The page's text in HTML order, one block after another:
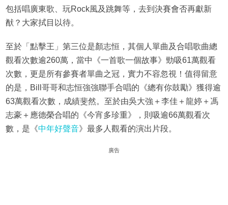
包括唱廣東歌、玩Rock風及跳舞等，去到決賽會否再獻新
猷？大家拭目以待。
至於「點擊王」第三位是顏志恒，其個人單曲及合唱歌曲總
觀看次數逾260萬，當中《一首歌一個故事》勁吸61萬觀看
次數，更是所有參賽者單曲之冠，實力不容忽視！值得留意
的是，Bill哥哥和志恒強強聯手合唱的《總有你鼓勵》獲得逾
63萬觀看次數，成績斐然。至於由吳大強＋李佳＋龍婷＋馮
志豪＋應德榮合唱的《今宵多珍重》，則吸逾66萬觀看次
數，是《中年好聲音》最多人觀看的演出片段。
廣告